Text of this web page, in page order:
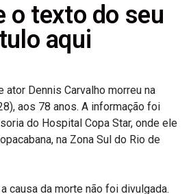
o texto do seu
aqui
Dennis Carvalho morreu na
aos 78 anos. A informação foi
do Hospital Copa Star, onde ele
na Zona Sul do Rio de
causa da morte não foi divulgada.